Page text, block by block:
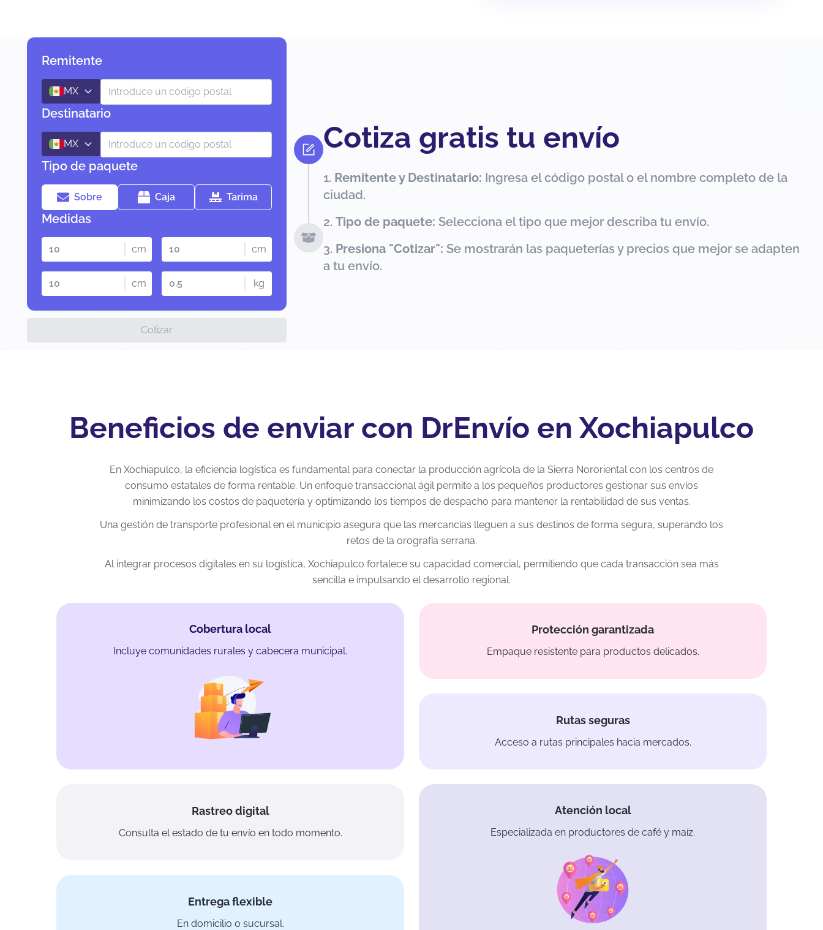
Remitente
MX
Destinatario
MX
Tipo de paquete
Sobre Caja Tarima
Medidas
cm cm
cm kg
Cotizar
Cotiza gratis tu envío
Remitente y Destinatario: Ingresa el código postal o el nombre completo de la
ciudad.
Tipo de paquete: Selecciona el tipo que mejor describa tu envío.
Presiona "Cotizar": Se mostrarán las paqueterías y precios que mejor se adapten
a tu envío.
Beneficios de enviar con DrEnvío en Xochiapulco
En Xochiapulco, la eficiencia logística es fundamental para conectar la producción agrícola de la Sierra Nororiental con los centros de
consumo estatales de forma rentable. Un enfoque transaccional ágil permite a los pequeños productores gestionar sus envíos
minimizando los costos de paquetería y optimizando los tiempos de despacho para mantener la rentabilidad de sus ventas.
Una gestión de transporte profesional en el municipio asegura que las mercancías lleguen a sus destinos de forma segura, superando los
retos de la orografía serrana.
Al integrar procesos digitales en su logística, Xochiapulco fortalece su capacidad comercial, permitiendo que cada transacción sea más
sencilla e impulsando el desarrollo regional.
Cobertura local
Incluye comunidades rurales y cabecera municipal.
Protección garantizada
Empaque resistente para productos delicados.
Rutas seguras
Acceso a rutas principales hacia mercados.
Rastreo digital
Consulta el estado de tu envío en todo momento.
Atención local
Especializada en productores de café y maíz.
Entrega flexible
En domicilio o sucursal.